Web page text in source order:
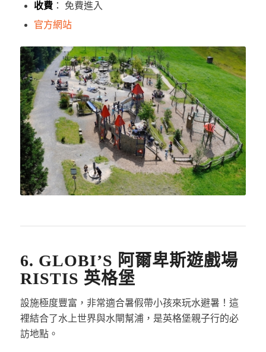
收費： 免費進入
官方網站
6. GLOBI’S 阿爾卑斯遊戲場
RISTIS 英格堡
設施極度豐富，非常適合暑假帶小孩來玩水避暑！這
裡結合了水上世界與水閘幫浦，是英格堡親子行的必
訪地點。